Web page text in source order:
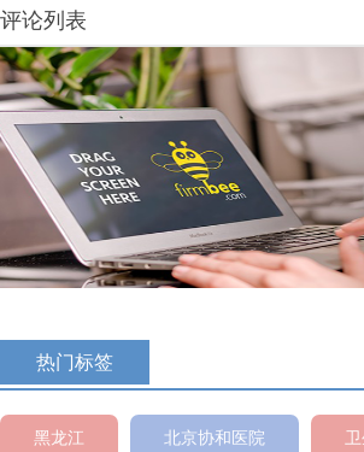
评论列表
热门标签
黑龙江 北京协和医院